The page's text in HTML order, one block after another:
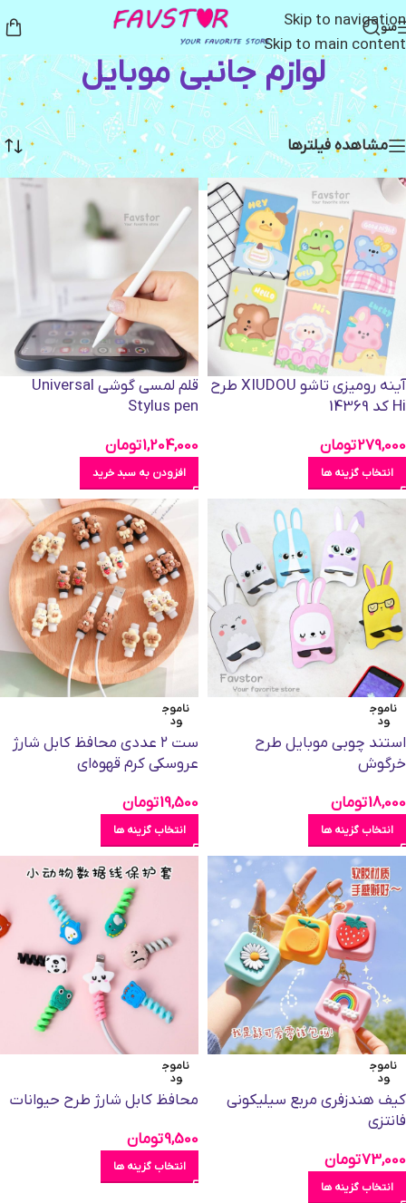
Skip to navigation
Skip to main content
منو
لوازم جانبی موبایل
خانه/ کالای فانتزی/ لوازم جانبی موبایل Showing all 8 results
مشاهده فیلترها
آینه رومیزی تاشو XIUDOU طرح
Hi کد 14369
279,000تومان
انتخاب گزینه ها
قلم لمسی گوشی Universal
Stylus pen
1,204,000تومان
افزودن به سبد خرید
ناموج
ود
استند چوبی موبایل طرح
خرگوش
18,000تومان
انتخاب گزینه ها
ناموج
ود
ست ۲ عددی محافظ کابل شارژ
عروسکی کرم قهوه‌ای
19,500تومان
انتخاب گزینه ها
ناموج
ود
کیف هندزفری مربع سیلیکونی
فانتزی
73,000تومان
انتخاب گزینه ها
ناموج
ود
محافظ کابل شارژ طرح حیوانات
9,500تومان
انتخاب گزینه ها